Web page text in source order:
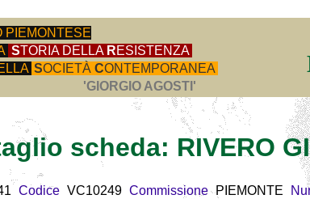
PIEMONTESE
STORIA DELLA RESISTENZA
SOCIETÀ CONTEMPORANEA
'GIORGIO AGOSTI'
scheda: RIVERO
Codice VC10249 Commissione PIEMONTE